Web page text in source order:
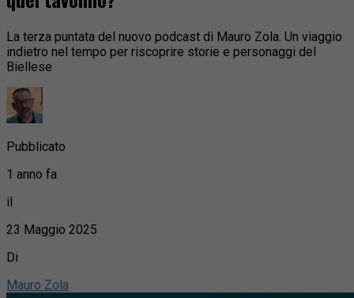
La terza puntata del nuovo podcast di Mauro Zola. Un viaggio
indietro nel tempo per riscoprire storie e personaggi del
Biellese
Pubblicato
1 anno fa
il
23 Maggio 2025
Di
Mauro Zola